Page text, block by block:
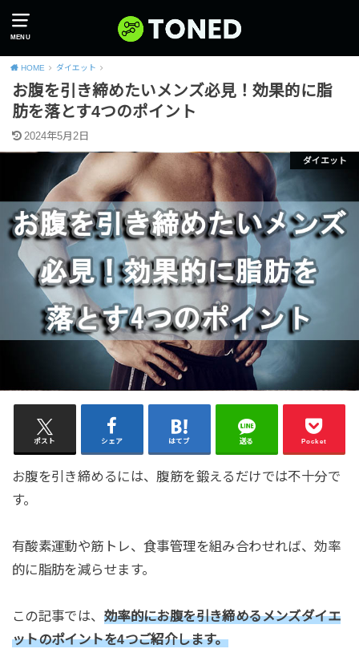
MENU
HOME ダイエット
お腹を引き締めたいメンズ必見！効果的に脂
肪を落とす4つのポイント
2024年5月2日
ダイエット
ポスト シェア はてブ 送る Pocket
お腹を引き締めるには、腹筋を鍛えるだけでは不十分で
す。
有酸素運動や筋トレ、食事管理を組み合わせれば、効率
的に脂肪を減らせます。
この記事では、 効率的にお腹を引き締めるメンズダイエ
ットのポイントを4つご紹介します。